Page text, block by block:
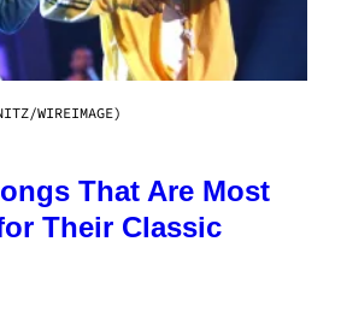
WIREIMAGE)
That Are Most
Their Classic